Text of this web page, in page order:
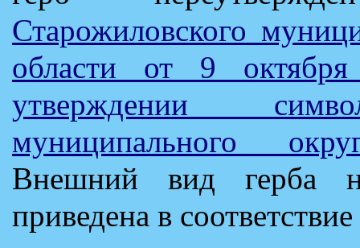
Старожиловского
области от 9
утверждении
муниципального
Внешний вид герба
приведена в